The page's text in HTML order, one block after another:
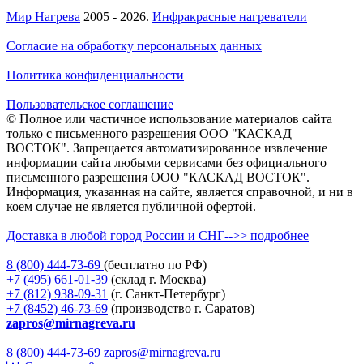
Мир Нагрева 2005 - 2026. Инфракрасные нагреватели
Согласие на обработку персональных данных
Политика конфиденциальности
Пользовательское соглашение
© Полное или частичное использование материалов сайта
только с письменного разрешения ООО "КАСКАД
ВОСТОК". Запрещается автоматизированное извлечение
информации сайта любыми сервисами без официального
письменного разрешения ООО "КАСКАД ВОСТОК".
Информация, указанная на сайте, является справочной, и ни в
коем случае не является публичной офертой.
Доставка в любой город России и СНГ-->> подробнее
8 (800) 444-73-69 (бесплатно по РФ)
+7 (495) 661-01-39 (склад г. Москва)
+7 (812) 938-09-31 (г. Санкт-Петербург)
+7 (8452) 46-73-69 (производство г. Саратов)
zapros@mirnagreva.ru
8 (800) 444-73-69 zapros@mirnagreva.ru